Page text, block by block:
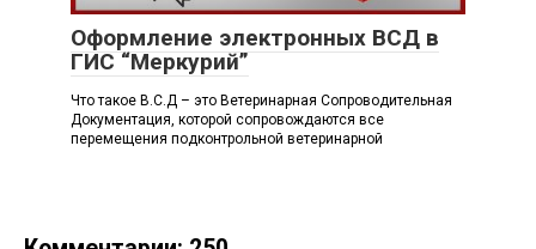
Оформление электронных ВСД в
ГИС “Меркурий”
Что такое В.С.Д – это Ветеринарная Сопроводительная
Документация, которой сопровождаются все
перемещения подконтрольной ветеринарной